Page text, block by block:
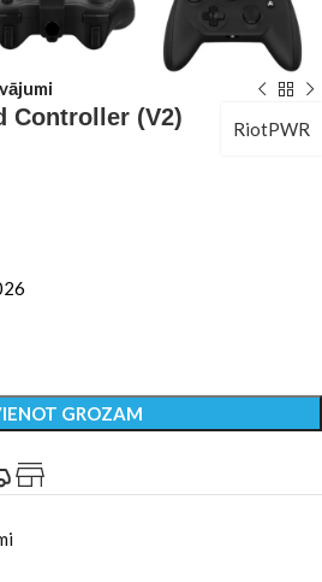
Controller (V2)
RiotPWR
GROZAM